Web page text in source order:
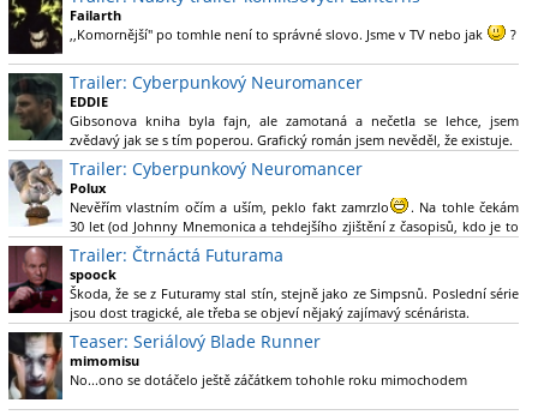
Green Lanterna s Ryanem Reynoldsem.´´ Co je na tom
nesrozumitelného?
Failarth
,,Komornější" po tomhle není to správné slovo. Jsme v TV nebo jak
?
Nebál bych se říct, že to vypadá skvěle jak po stránce kvantity materiálu,
tak i formou.
Výběr Ulricha Tomsena pro mě velké překvapení a velmi zajímavá volba
bravo.
Chandler je lepší a lepší s každou novou scénou.
Komiksy to mají ted´těžké, paradoxně tomu škodí to všechno kolem
(DC nebo MCU to je buřt) , ale nezasloužilo by si to zářez jen kvůli tomu.
Držím tomu palce.
Trailer: Cyberpunkový Neuromancer
EDDIE
Gibsonova kniha byla fajn, ale zamotaná a nečetla se lehce, jsem
zvědavý jak se s tím poperou. Grafický román jsem nevěděl, že existuje.
Trailer: Cyberpunkový Neuromancer
Polux
Nevěřím vlastním očím a uším, peklo fakt zamrzlo
. Na tohle čekám
30 let (od Johnny Mnemonica a tehdejšího zjištění z časopisů, kdo je to
Gibson a co je jeho debutová kniha zač), přičemž 25 let (od Matrixu,
který pojem cyberpunk dostal do povědomí i obyčejného diváka a
nikoliv fanouška žánru) marně doufám, že si po řadě "duchovních
nástupců", kteří přišli poté (Ghost In The Shell, Alita: Battle Angel,
Altered Carbon, Blade Runner 2049, Cyberpunk 2077, atd.), někdo
konečně vzpomene i na bibli cyberpunku, se kterou to všechno začalo.
Teď už nezbývá nic jiného než se tiše modlit a doufat, že to bude stát za
to
. Plus kudos za sázku na seriál a nikoliv film, snad tvůrci tu
Trailer: Čtrnáctá Futurama
spoock
Škoda, že se z Futuramy stal stín, stejně jako ze Simpsnů. Poslední série
jsou dost tragické, ale třeba se objeví nějaký zajímavý scénárista.
Nedávno začala vycházet nová řada Ricka a Mortyho a já z úžasem zjistil,
že se na to dá opět koukat.
Teaser: Seriálový Blade Runner
mimomisu
No...ono se dotáčelo ještě záčátkem tohohle roku mimochodem